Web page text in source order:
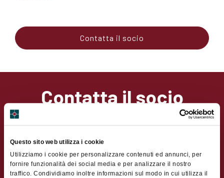
Questo sito web utilizza i cookie
Utilizziamo i cookie per personalizzare contenuti ed annunci, per
fornire funzionalità dei social media e per analizzare il nostro
traffico. Condividiamo inoltre informazioni sul modo in cui utilizza il
Contatta il socio
Contatta il socio
Nome
Cognome